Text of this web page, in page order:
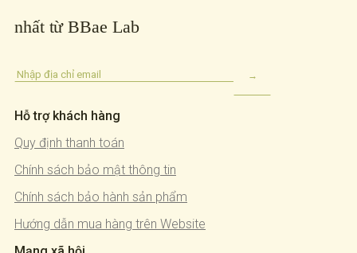
nhất từ BBae Lab
Hỗ trợ khách hàng
Quy định thanh toán
Chính sách bảo mật thông tin
Chính sách bảo hành sản phẩm
Hướng dẫn mua hàng trên Website